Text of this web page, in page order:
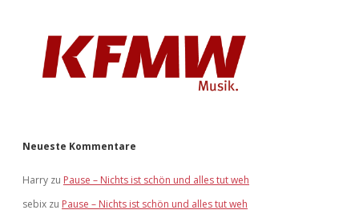
Neueste Kommentare
Harry zu Pause – Nichts ist schön und alles tut weh
sebix zu Pause – Nichts ist schön und alles tut weh